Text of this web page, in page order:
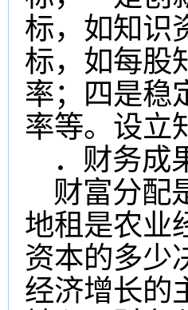
标，如知识
标，如每股
率；四是稳
率等。设立
．财务成
财富分配
地租是农业
资本的多少
经济增长的